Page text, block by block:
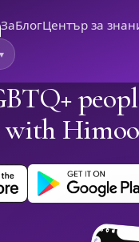
ЗаБлогЦентър за
▾
with